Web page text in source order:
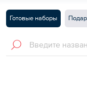
Готовые наборы